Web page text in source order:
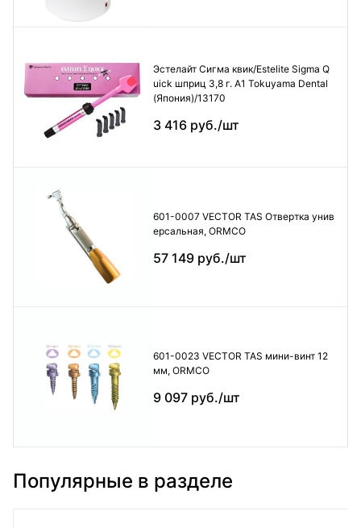
Эстелайт Сигма квик/Estelite Sigma Q
uick шприц 3,8 г. А1 Tokuyama Dental
(Япония)/13170
3 416 руб./шт
601-0007 VECTOR TAS Отвертка унив
ерсальная, ORMCO
57 149 руб./шт
601-0023 VECTOR TAS мини-винт 12
мм, ORMCO
9 097 руб./шт
Популярные в разделе